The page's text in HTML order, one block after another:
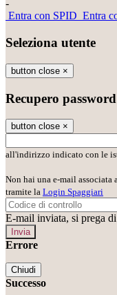
-
Entra con SPID Entra
Seleziona utente
button close ×
Recupero password
button close ×
all'indirizzo indicato con le
Non hai una e-mail associata
tramite la Login Spaggiari
E-mail inviata, si prega
Errore
Chiudi
Successo